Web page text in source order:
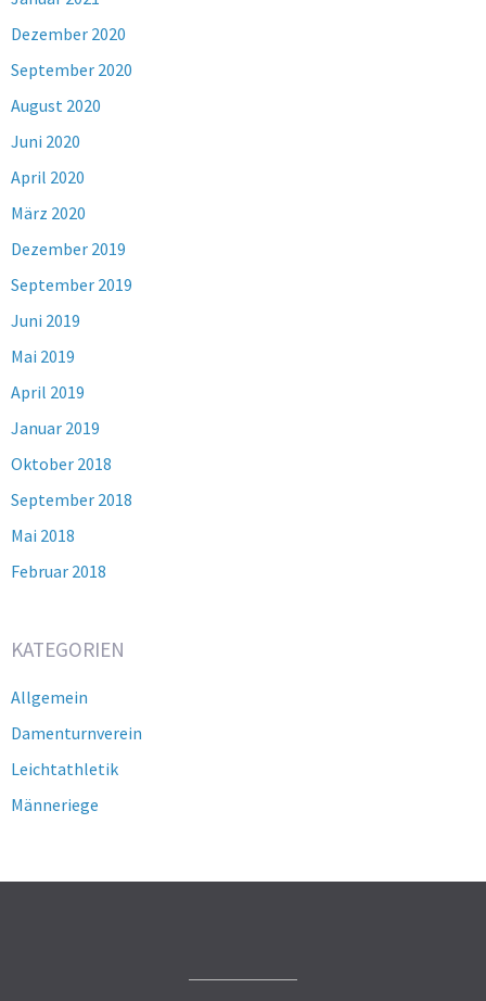
Dezember 2020
September 2020
August 2020
Juni 2020
April 2020
März 2020
Dezember 2019
September 2019
Juni 2019
Mai 2019
April 2019
Januar 2019
Oktober 2018
September 2018
Mai 2018
Februar 2018
KATEGORIEN
Allgemein
Damenturnverein
Leichtathletik
Männeriege